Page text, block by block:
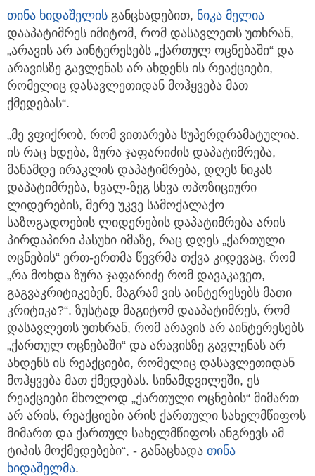
თინა ხიდაშელის განცხადებით, ნიკა მელია
დააპატიმრეს იმიტომ, რომ დასავლეთს უთხრან,
„არავის არ აინტერესებს „ქართულ ოცნებაში“ და
არავისზე გავლენას არ ახდენს ის რეაქციები,
რომელიც დასავლეთიდან მოჰყვება მათ
ქმედებას“.
„მე ვფიქრობ, რომ ვითარება სუპერდრამატულია.
ის რაც ხდება, ზურა ჯაფარიძის დაპატიმრება,
მანამდე ირაკლის დაპატიმრება, დღეს ნიკას
დაპატიმრება, ხვალ-ზეგ სხვა ოპოზიციური
ლიდერების, მერე უკვე სამოქალაქო
საზოგადოების ლიდერების დაპატიმრება არის
პირდაპირი პასუხი იმაზე, რაც დღეს „ქართული
ოცნების“ ერთ-ერთმა წევრმა თქვა კიდევაც, რომ
„რა მოხდა ზურა ჯაფარიძე რომ დავაკავეთ,
გაგვაკრიტიკებენ, მაგრამ ვის აინტერესებს მათი
კრიტიკა?“. ზუსტად მაგიტომ დააპატიმრეს, რომ
დასავლეთს უთხრან, რომ არავის არ აინტერესებს
„ქართულ ოცნებაში“ და არავისზე გავლენას არ
ახდენს ის რეაქციები, რომელიც დასავლეთიდან
მოჰყვება მათ ქმედებას. სინამდვილეში, ეს
რეაქციები მხოლოდ „ქართული ოცნების“ მიმართ
არ არის, რეაქციები არის ქართული სახელმწიფოს
მიმართ და ქართულ სახელმწიფოს ანგრევს ამ
ტიპის მოქმედებები“, - განაცხადა თინა
ხიდაშელმა.